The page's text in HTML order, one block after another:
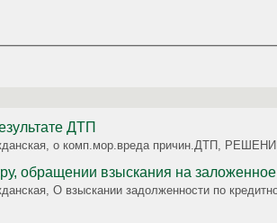
морального вреда, причиненного в результате ДТП
о комп.мор.вреда причин.ДТП,
О взыскании задолженности
по кредитному договору, обращении взыскания на